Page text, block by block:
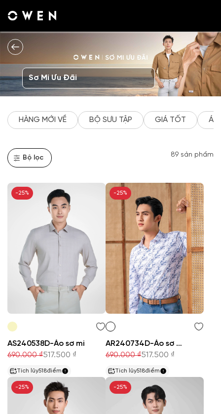
Tài
tôi
Danh
sách
yêu
Đăng
nhập
Sơ Mi Ưu Đãi
HÀNG MỚI VỀ BỘ SƯU TẬP GIÁ TỐT ÁO
89 sản phẩm
AS240538D-Áo sơ mi
517.500 ₫
-25%
690.000 ₫
Tích lũy518điểm
AR240734D-Áo sơ mi
517.500 ₫
-25%
690.000 ₫
Tích lũy518điểm
-25% -25%
Bộ lọc